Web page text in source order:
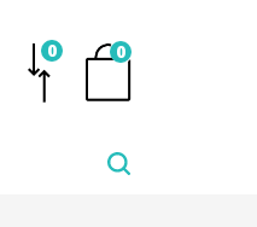
0
0